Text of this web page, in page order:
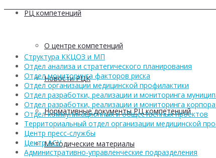
РЦ компетенций
О центре компетенций
Новости РЦК
Нормативные документы РЦ компетенций
Методические материалы
Структура ККЦОЗ и МП
Отдел анализа и стратегического планирования
Отдел мониторинга факторов риска
Отдел организации медицинской профилактики
Отдел разработки, реализации и мониторинга
Отдел разработки, реализации и мониторинга
Отдел коммуникационных и общественных проектов
Территориальный отдел организации медицинской
Центр пресс-службы
Центр АСУ
Административно-управленческие подразделения